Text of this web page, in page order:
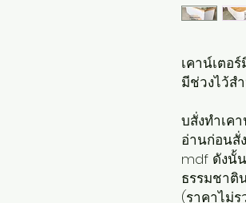
เคาน์เตอ
มีช่วงไว้ส
บสั่งทำเค
อ่านก่อนสั่
mdf ดังนั้
ธรรมชาติ
(ราคาไม่ร